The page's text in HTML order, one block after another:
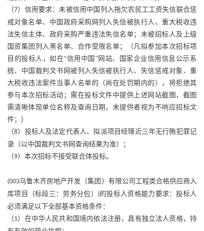
（7）信用要求：未被信用中国列入拖欠农民工工资失信联合惩
戒对象名单、中国政府采购网列入失信被执行人、重大税收违
法失信主体、政府采购严重违法失信名单；未被招标人及上级
国资集团列入黑名单、合作受限名单；（凡拟参加本次招标项
目的投标人，如在“信用中国”网站、国家企业信用信息公示系
统、中国裁判文书网被列入失信被执行人、失信惩戒对象、重
大税收违法案件当事人名单的（尚在处罚期内的），将拒绝其
参与本次招标活动；需在投标文件中提供上述网站截图，截图
需清晰体现单位名称及查询日期，未提供者视为不响应招标文
件；）
（8）投标人及法定代表人、拟派项目经理近三年无行贿犯罪记
录（以中国裁判文书网查询结果为准）；
（9）本次招标不接受联合体投标。
(003乌鲁木齐房地产开发（集团）有限公司工程类合格供应商入
库项目（标段三：劳务分包） )的投标人资格能力要求：投标人
必须满足以下全部基本资格条件：
（1）在中华人民共和国境内依法注册，具有独立法人资格，持